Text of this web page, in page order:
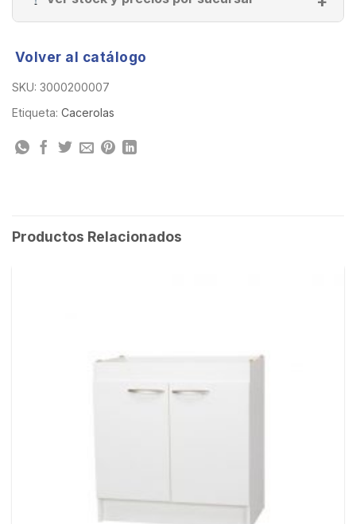
Volver al catálogo
SKU: 3000200007
Etiqueta: Cacerolas
Productos Relacionados